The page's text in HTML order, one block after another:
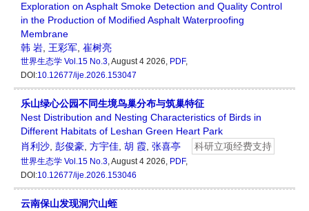
Exploration on Asphalt Smoke Detection and Quality Control
in the Production of Modified Asphalt Waterproofing
Membrane
韩 岩 王彩军 崔树亮
世界生态学 Vol.15 No.3, August 4 2026, PDF,
DOI:10.12677/ije.2026.153047
乐山绿心公园不同生境鸟巢分布与筑巢特征
Nest Distribution and Nesting Characteristics of Birds in
Different Habitats of Leshan Green Heart Park
肖利沙 彭俊豪 方宇佳 胡 霞 张喜亭 科研立项经费支持
世界生态学 Vol.15 No.3, August 4 2026, PDF,
DOI:10.12677/ije.2026.153046
云南保山发现洞穴山蛭